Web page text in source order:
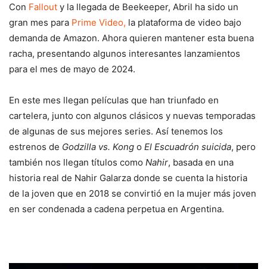
Con Fallout y la llegada de Beekeeper, Abril ha sido un
gran mes para Prime Video, la plataforma de video bajo
demanda de Amazon. Ahora quieren mantener esta buena
racha, presentando algunos interesantes lanzamientos
para el mes de mayo de 2024.
En este mes llegan películas que han triunfado en
cartelera, junto con algunos clásicos y nuevas temporadas
de algunas de sus mejores series. Así tenemos los
estrenos de Godzilla vs. Kong o El Escuadrón suicida, pero
también nos llegan títulos como Nahir, basada en una
historia real de Nahir Galarza donde se cuenta la historia
de la joven que en 2018 se convirtió en la mujer más joven
en ser condenada a cadena perpetua en Argentina.